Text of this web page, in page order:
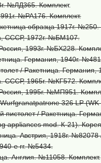
№ЛД365. Комплект.
№РА176. Комплект.
образца 1917г. №250.
СССР, 1972г. №БМ107.
1993г. №БХ228.
Германия, 1940г.
/ Ракетница. Германия,
СССР, 1965г. №КГ572.
1995г. №МП951.
326 LP
/ Ракетница.
appliances mod. К-21).
Австрия, 1918г. №82078
е гг. №5434.
Англия. №11058. Комплект.